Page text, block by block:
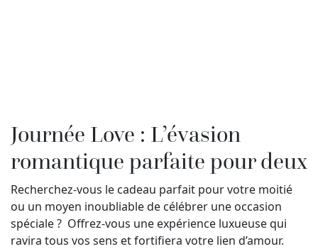
Journée Love : L’évasion
romantique parfaite pour deux
Recherchez-vous le cadeau parfait pour votre moitié
ou un moyen inoubliable de célébrer une occasion
spéciale ? Offrez-vous une expérience luxueuse qui
ravira tous vos sens et fortifiera votre lien d’amour.